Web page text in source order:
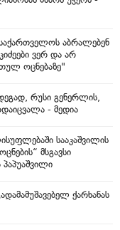
აბრალებენ
ვერ და არ
ოცნებაზე"
რუსი გენერლის,
- მედია
სააკაშვილის
მსგავსი
ქარხანას